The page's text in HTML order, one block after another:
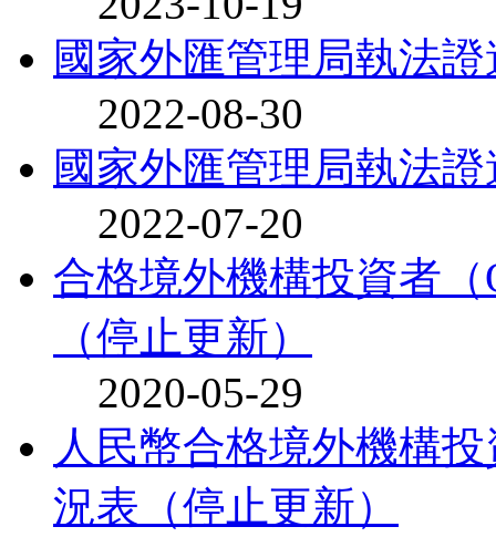
國家外匯管理局執法
2022-08-30
國家外匯管理局執法
2022-07-20
合格境外機構投資者
（停止更新）
2020-05-29
人民幣合格境外機構
況表（停止更新）